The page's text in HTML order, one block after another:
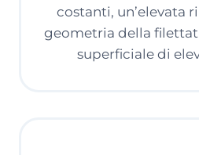
costanti, un’elevata
geometria della
superficiale di